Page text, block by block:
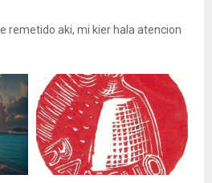
remetido aki, mi kier hala atencion